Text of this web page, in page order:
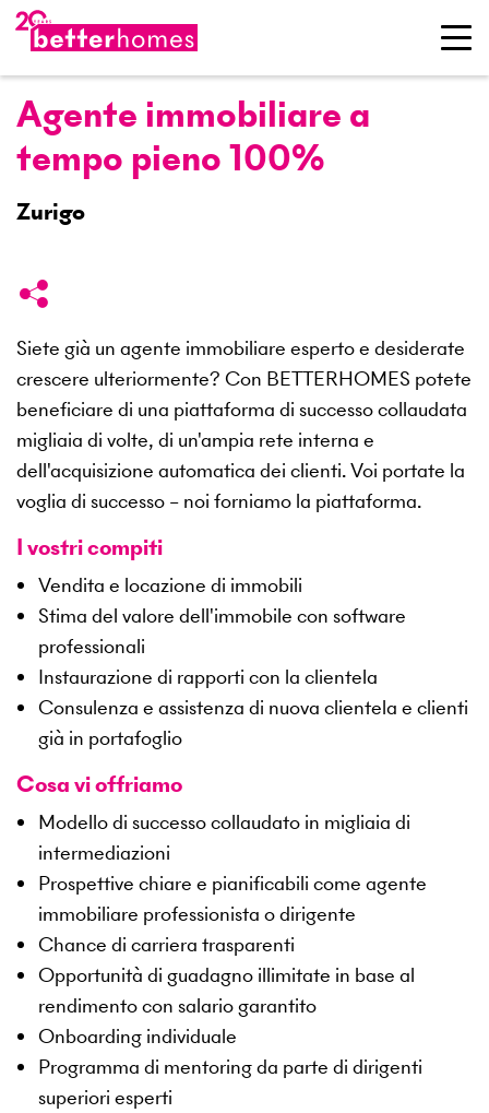
Agente immobiliare a
tempo pieno 100%
Zurigo
Siete già un agente immobiliare esperto e desiderate
crescere ulteriormente? Con BETTERHOMES potete
beneficiare di una piattaforma di successo collaudata
migliaia di volte, di un'ampia rete interna e
dell'acquisizione automatica dei clienti. Voi portate la
voglia di successo – noi forniamo la piattaforma.
I vostri compiti
Vendita e locazione di immobili
Stima del valore dell'immobile con software
professionali
Instaurazione di rapporti con la clientela
Consulenza e assistenza di nuova clientela e clienti
già in portafoglio
Cosa vi offriamo
Modello di successo collaudato in migliaia di
intermediazioni
Prospettive chiare e pianificabili come agente
immobiliare professionista o dirigente
Chance di carriera trasparenti
Opportunità di guadagno illimitate in base al
rendimento con salario garantito
Onboarding individuale
Programma di mentoring da parte di dirigenti
superiori esperti